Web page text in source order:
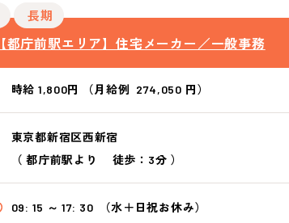
長期
【都庁前駅エリア】住宅メーカー／一般事務
時給 1,800円 （月給例 274,050 円）
東京都新宿区西新宿
（都庁前駅より 徒歩：3分 ）
09: 15 ～ 17: 30 （水＋日祝お休み）